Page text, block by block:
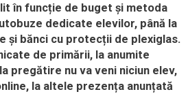
în funcție de buget și metoda
dedicate elevilor, până la
și bănci cu protecții de plexiglas.
de primării, la anumite
pregătire nu va veni niciun elev,
la altele prezența anunțată